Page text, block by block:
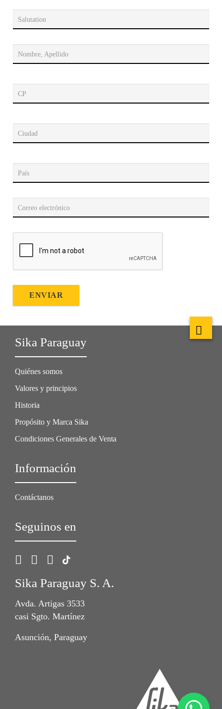
Salutation
Nombre, Apellido
CP
Ciudad
País
Correo electrónico
ENVIAR
Sika Paraguay
Quiénes somos
Valores y principios
Historia
Propósito y Marca Sika
Condiciones Generales de Venta
Información
Contáctanos
Seguinos en
Sika Paraguay S. A.
Avda. Artigas 3533
casi Sgto. Martínez
Asunción, Paraguay